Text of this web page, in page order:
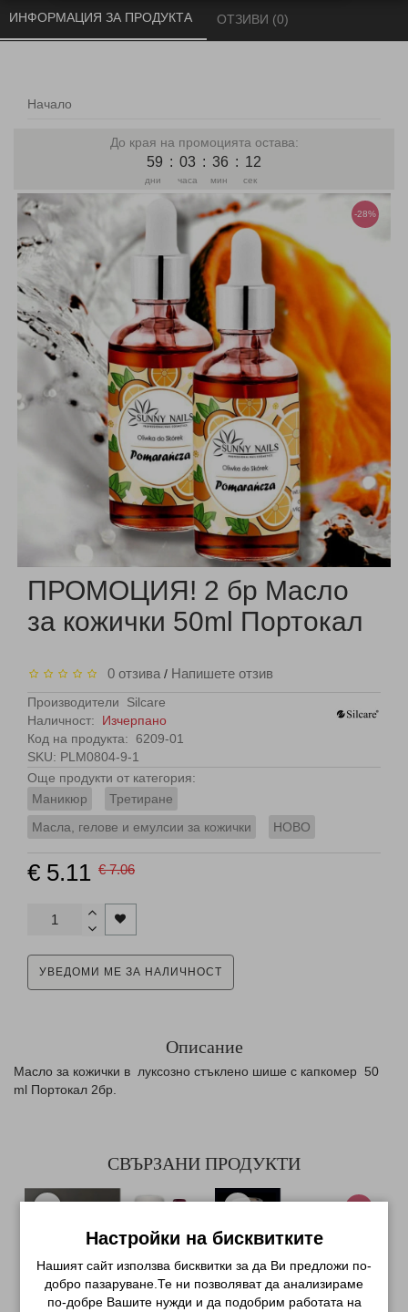
Начало
ИНФОРМАЦИЯ ЗА ПРОДУКТА ОТЗИВИ (0)
До края на промоцията остава:
59
дни
: 03
часа
: 36
мин
: 12
сек
-28%
ПРОМОЦИЯ! 2 бр Масло
за кожички 50ml Портокал
0 отзива / Напишете отзив
Производители
Silcare
Наличност: Изчерпано
Код на продукта: 6209-01
SKU: PLM0804-9-1
Още продукти от категория:
Маникюр
Третиране
Масла, гелове и емулсии за кожички
НОВО
€ 5.11 € 7.06
УВЕДОМИ МЕ ЗА НАЛИЧНОСТ
Описание
Масло за кожички в луксозно стъклено шише с капкомер 50
ml Портокал 2бр.
СВЪРЗАНИ ПРОДУКТИ
Настройки на бисквитките
Нашият сайт използва бисквитки за да Ви предложи по-
добро пазаруване.Те ни позволяват да анализираме
по-добре Вашите нужди и да подобрим работата на